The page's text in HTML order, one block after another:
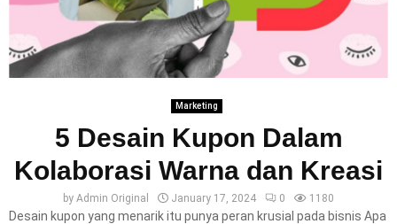
Marketing
5 Desain Kupon Dalam
Kolaborasi Warna dan Kreasi
by Admin Original January 17, 2024 0 1180
Desain kupon yang menarik itu punya peran krusial pada bisnis Apa